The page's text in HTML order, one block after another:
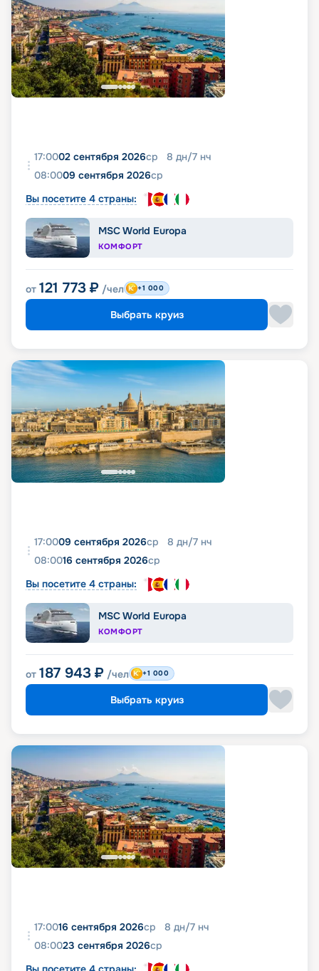
17:0002 сентября 2026ср 8 дн/7 нч
08:0009 сентября 2026ср
Вы посетите 4 страны:
MSC World Europa
КОМФОРТ
от 121 773 ₽ /чел +1 000
Выбрать круиз
17:0009 сентября 2026ср 8 дн/7 нч
08:0016 сентября 2026ср
Вы посетите 4 страны:
MSC World Europa
КОМФОРТ
от 187 943 ₽ /чел +1 000
Выбрать круиз
17:0016 сентября 2026ср 8 дн/7 нч
08:0023 сентября 2026ср